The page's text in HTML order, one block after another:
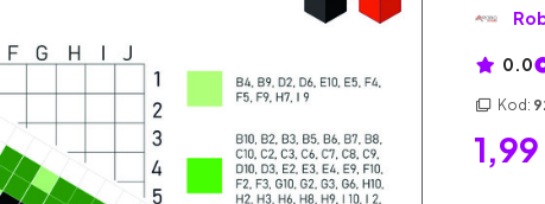
0.0
Kod:
1,99